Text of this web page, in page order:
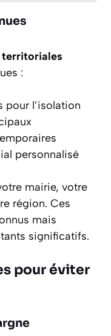
:
pour l’isolation
personnalisé
mairie, votre
région. Ces
mais
significatifs.
pour éviter